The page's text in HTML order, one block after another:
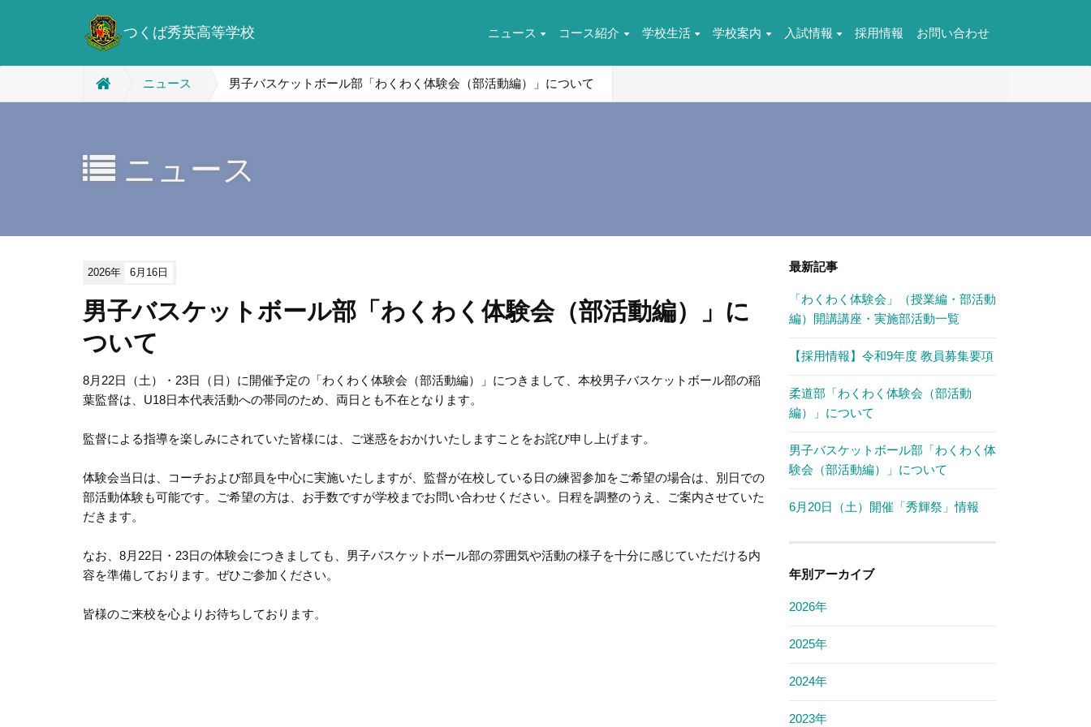
つくば秀英高等学校 ニュース コース紹介 学校生活 学校案内 入試情報 採用情報 お問い合わせ
ニュース 男子バスケットボール部「わくわく体験会（部活動編）」について
ニュース
2026年 6月16日
男子バスケットボール部「わくわく体験会（部活動編）」に
ついて
8月22日（土）・23日（日）に開催予定の「わくわく体験会（部活動編）」につきまして、本校男子バスケットボール部の稲
葉監督は、U18日本代表活動への帯同のため、両日とも不在となります。
監督による指導を楽しみにされていた皆様には、ご迷惑をおかけいたしますことをお詫び申し上げます。
体験会当日は、コーチおよび部員を中心に実施いたしますが、監督が在校している日の練習参加をご希望の場合は、別日での
部活動体験も可能です。ご希望の方は、お手数ですが学校までお問い合わせください。日程を調整のうえ、ご案内させていた
だきます。
なお、8月22日・23日の体験会につきましても、男子バスケットボール部の雰囲気や活動の様子を十分に感じていただける内
容を準備しております。ぜひご参加ください。
皆様のご来校を心よりお待ちしております。
最新記事
「わくわく体験会」（授業編・部活動
編）開講講座・実施部活動一覧
【採用情報】令和9年度 教員募集要項
柔道部「わくわく体験会（部活動
編）」について
男子バスケットボール部「わくわく体
験会（部活動編）」について
6月20日（土）開催「秀輝祭」情報
年別アーカイブ
2026年
2025年
2024年
2023年